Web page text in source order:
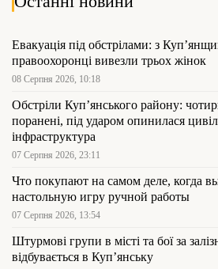
Евакуація під обстрілами: з
правоохоронці вивезли трьох жінок
08 Серпня 2026, 10:18
Обстріли Куп’янського району:
поранені, під ударом опинилася
інфраструктура
07 Серпня 2026, 23:11
Что покупают на самом деле, когда
настольную игру ручной работы
07 Серпня 2026, 13:54
Штурмові групи в місті та бої за
відбувається в Куп’янську